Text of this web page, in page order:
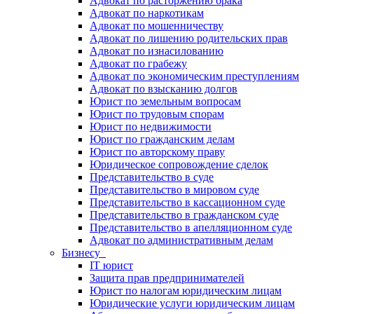
Адвокат по наркотикам
Адвокат по мошенничеству
Адвокат по лишению родительских прав
Адвокат по изнасилованию
Адвокат по грабежу
Адвокат по экономическим преступлениям
Адвокат по взысканию долгов
Юрист по земельным вопросам
Юрист по трудовым спорам
Юрист по недвижимости
Юрист по гражданским делам
Юрист по авторскому праву
Юридическое сопровождение сделок
Представительство в суде
Представительство в мировом суде
Представительство в кассационном суде
Представительство в гражданском суде
Представительство в апелляционном суде
Адвокат по административным делам
Бизнесу
IT юрист
Защита прав предпринимателей
Юрист по налогам юридическим лицам
Юридические услуги юридическим лицам